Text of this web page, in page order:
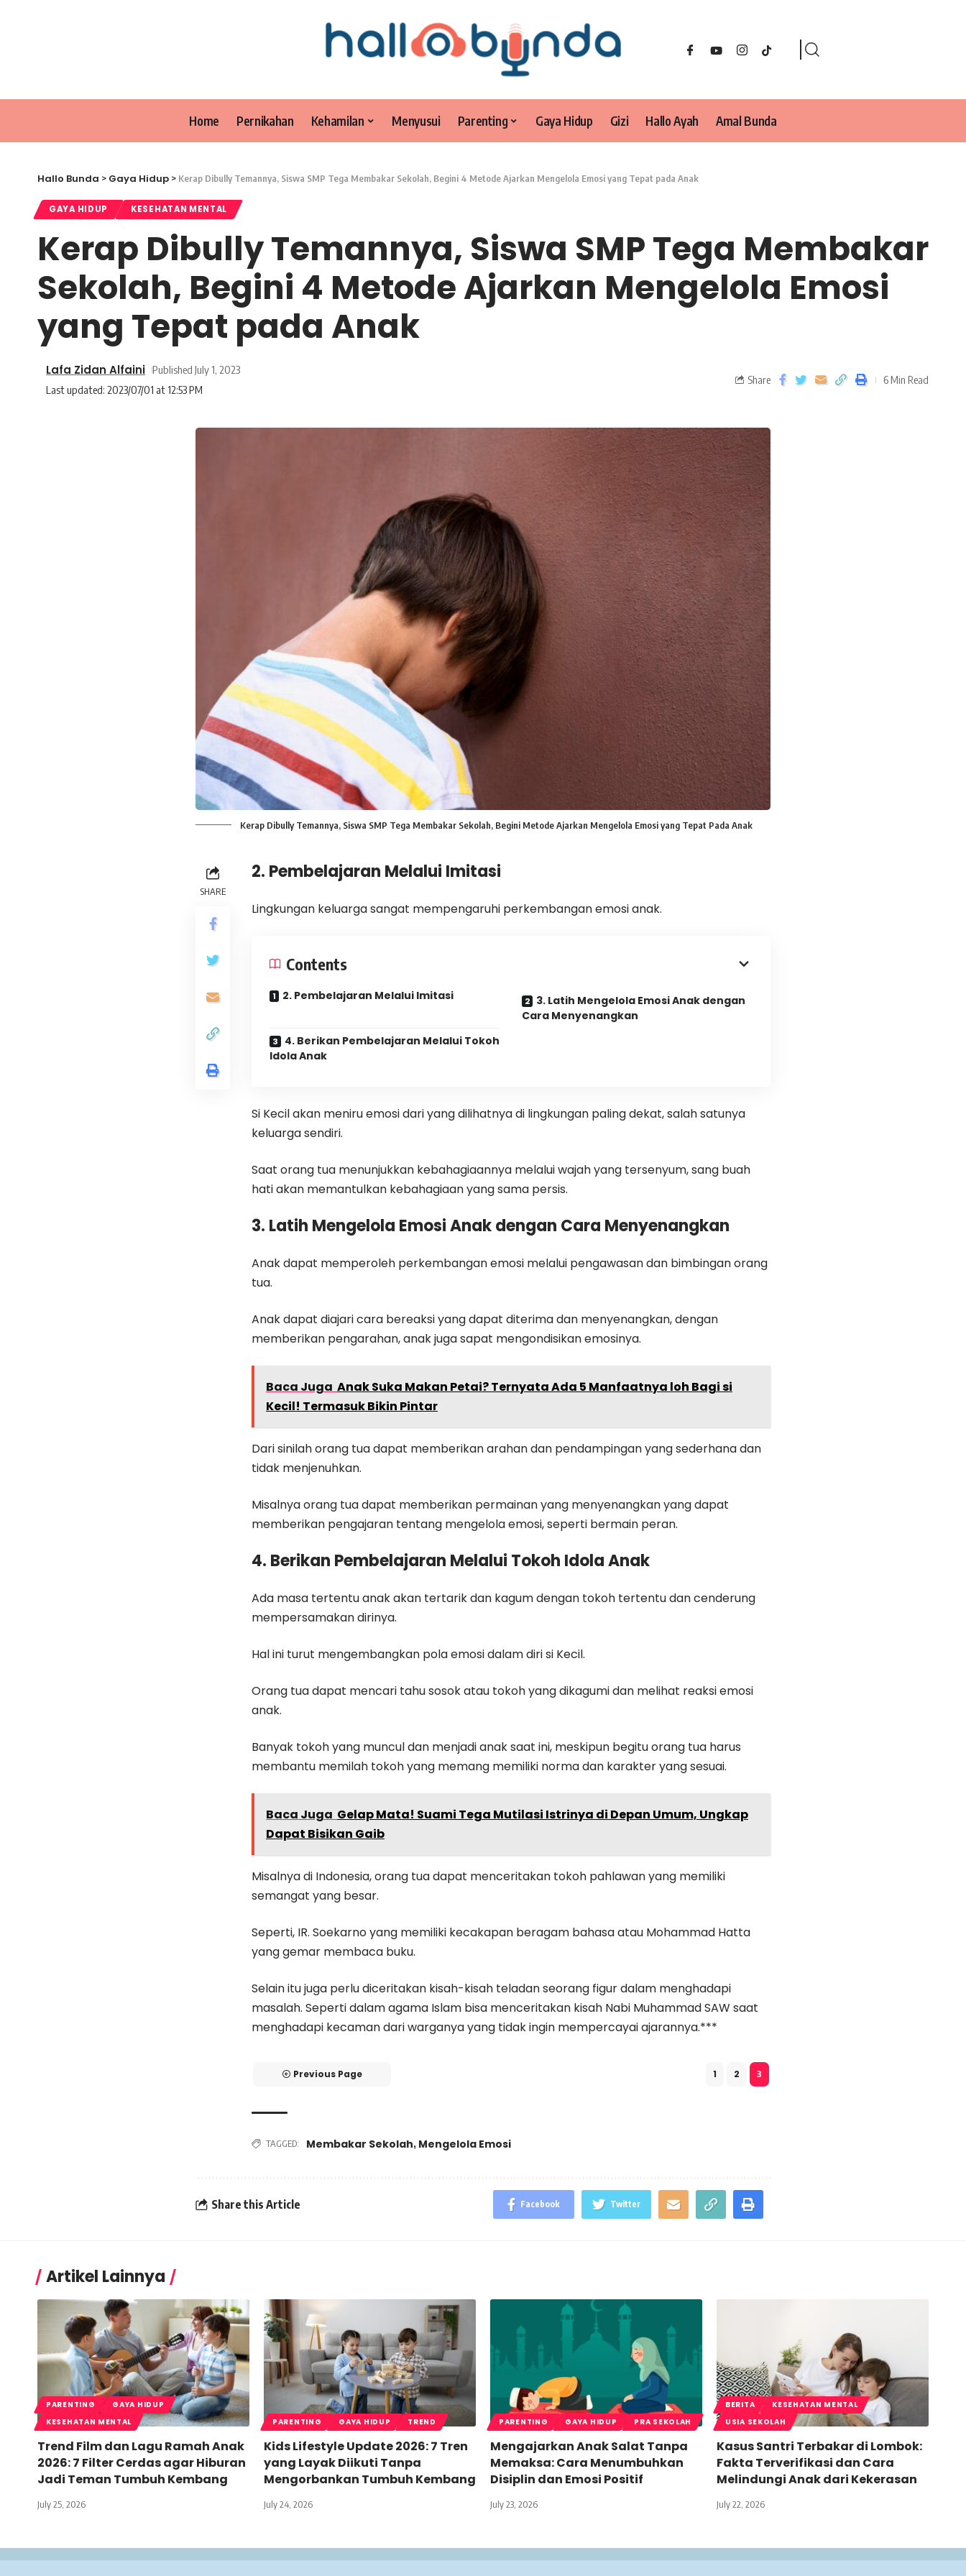
Home Pernikahan Kehamilan Menyusui Parenting Gaya Hidup Gizi Hallo Ayah Amal Bunda
Hallo Bunda > Gaya Hidup > Kerap Dibully Temannya, Siswa SMP Tega Membakar Sekolah, Begini 4 Metode Ajarkan Mengelola Emosi yang Tepat pada Anak
GAYA HIDUP KESEHATAN MENTAL
Kerap Dibully Temannya, Siswa SMP Tega Membakar
Sekolah, Begini 4 Metode Ajarkan Mengelola Emosi
yang Tepat pada Anak
Last updated: 2023/07/01 at 12:53 PM
Lafa Zidan Alfaini Published July 1, 2023
Share 6 Min Read
Kerap Dibully Temannya, Siswa SMP Tega Membakar Sekolah, Begini Metode Ajarkan Mengelola Emosi yang Tepat Pada Anak
SHARE
2. Pembelajaran Melalui Imitasi
Lingkungan keluarga sangat mempengaruhi perkembangan emosi anak.
Contents
2. Pembelajaran Melalui Imitasi
3. Latih Mengelola Emosi Anak dengan
Cara Menyenangkan
4. Berikan Pembelajaran Melalui Tokoh
Idola Anak
Si Kecil akan meniru emosi dari yang dilihatnya di lingkungan paling dekat, salah satunya
keluarga sendiri.
Saat orang tua menunjukkan kebahagiaannya melalui wajah yang tersenyum, sang buah
hati akan memantulkan kebahagiaan yang sama persis.
3. Latih Mengelola Emosi Anak dengan Cara Menyenangkan
Anak dapat memperoleh perkembangan emosi melalui pengawasan dan bimbingan orang
tua.
Anak dapat diajari cara bereaksi yang dapat diterima dan menyenangkan, dengan
memberikan pengarahan, anak juga sapat mengondisikan emosinya.
Baca Juga Anak Suka Makan Petai? Ternyata Ada 5 Manfaatnya loh Bagi si
Kecil! Termasuk Bikin Pintar
Dari sinilah orang tua dapat memberikan arahan dan pendampingan yang sederhana dan
tidak menjenuhkan.
Misalnya orang tua dapat memberikan permainan yang menyenangkan yang dapat
memberikan pengajaran tentang mengelola emosi, seperti bermain peran.
4. Berikan Pembelajaran Melalui Tokoh Idola Anak
Ada masa tertentu anak akan tertarik dan kagum dengan tokoh tertentu dan cenderung
mempersamakan dirinya.
Hal ini turut mengembangkan pola emosi dalam diri si Kecil.
Orang tua dapat mencari tahu sosok atau tokoh yang dikagumi dan melihat reaksi emosi
anak.
Banyak tokoh yang muncul dan menjadi anak saat ini, meskipun begitu orang tua harus
membantu memilah tokoh yang memang memiliki norma dan karakter yang sesuai.
Baca Juga Gelap Mata! Suami Tega Mutilasi Istrinya di Depan Umum, Ungkap
Dapat Bisikan Gaib
Misalnya di Indonesia, orang tua dapat menceritakan tokoh pahlawan yang memiliki
semangat yang besar.
Seperti, IR. Soekarno yang memiliki kecakapan beragam bahasa atau Mohammad Hatta
yang gemar membaca buku.
Selain itu juga perlu diceritakan kisah-kisah teladan seorang figur dalam menghadapi
masalah. Seperti dalam agama Islam bisa menceritakan kisah Nabi Muhammad SAW saat
menghadapi kecaman dari warganya yang tidak ingin mempercayai ajarannya.***
Previous Page 1 2 3
TAGGED: Membakar Sekolah, Mengelola Emosi
Share this Article Facebook Twitter
Artikel Lainnya
PARENTING
GAYA HIDUP
KESEHATAN MENTAL
Trend Film dan Lagu Ramah Anak
2026: 7 Filter Cerdas agar Hiburan
Jadi Teman Tumbuh Kembang
July 25, 2026
PARENTING GAYA HIDUP TREND
Kids Lifestyle Update 2026: 7 Tren
yang Layak Diikuti Tanpa
Mengorbankan Tumbuh Kembang
July 24, 2026
PARENTING GAYA HIDUP PRA SEKOLAH
Mengajarkan Anak Salat Tanpa
Memaksa: Cara Menumbuhkan
Disiplin dan Emosi Positif
July 23, 2026
BERITA
KESEHATAN MENTAL
USIA SEKOLAH
Kasus Santri Terbakar di Lombok:
Fakta Terverifikasi dan Cara
Melindungi Anak dari Kekerasan
July 22, 2026